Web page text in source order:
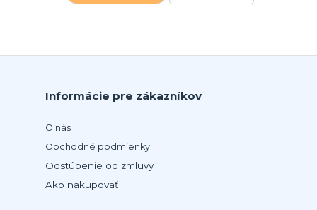
Informácie pre zákazníkov
O nás
Obchodné podmienky
Odstúpenie od zmluvy
Ako nakupovať